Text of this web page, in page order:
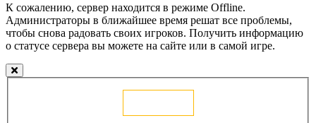
К сожалению, сервер находится в режиме Offline.
Администраторы в ближайшее время решат все проблемы,
чтобы снова радовать своих игроков. Получить информацию
о статусе сервера вы можете на сайте или в самой игре.